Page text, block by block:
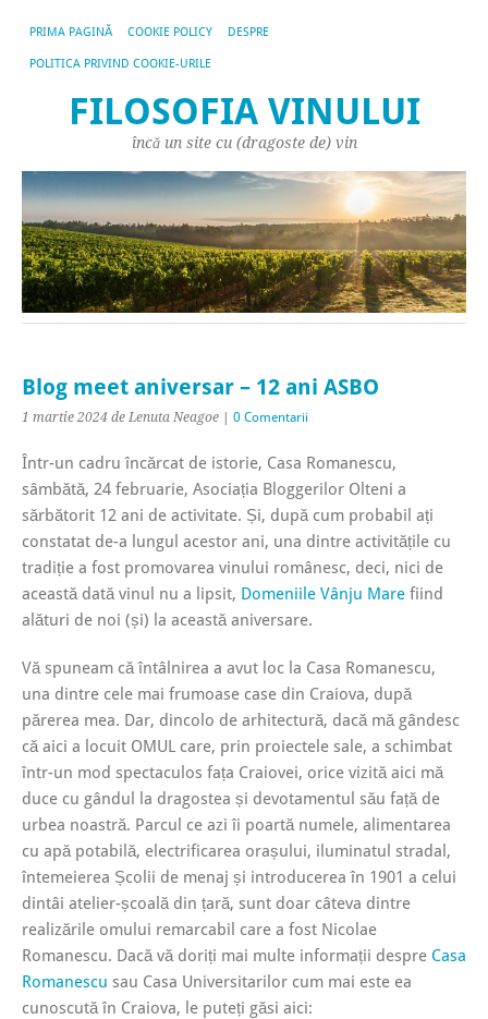
PRIMA PAGINĂ COOKIE POLICY DESPRE
POLITICA PRIVIND COOKIE-URILE
FILOSOFIA VINULUI
încă un site cu (dragoste de) vin
Blog meet aniversar – 12 ani ASBO
1 martie 2024 de Lenuta Neagoe | 0 Comentarii
Într-un cadru încărcat de istorie, Casa Romanescu,
sâmbătă, 24 februarie, Asociația Bloggerilor Olteni a
sărbătorit 12 ani de activitate. Și, după cum probabil ați
constatat de-a lungul acestor ani, una dintre activitățile cu
tradiție a fost promovarea vinului românesc, deci, nici de
această dată vinul nu a lipsit, Domeniile Vânju Mare fiind
alături de noi (și) la această aniversare.
Vă spuneam că întâlnirea a avut loc la Casa Romanescu,
una dintre cele mai frumoase case din Craiova, după
părerea mea. Dar, dincolo de arhitectură, dacă mă gândesc
că aici a locuit OMUL care, prin proiectele sale, a schimbat
într-un mod spectaculos fața Craiovei, orice vizită aici mă
duce cu gândul la dragostea și devotamentul său față de
urbea noastră. Parcul ce azi îi poartă numele, alimentarea
cu apă potabilă, electrificarea orașului, iluminatul stradal,
întemeierea Școlii de menaj și introducerea în 1901 a celui
dintâi atelier-școală din țară, sunt doar câteva dintre
realizările omului remarcabil care a fost Nicolae
Romanescu. Dacă vă doriți mai multe informații despre Casa
Romanescu sau Casa Universitarilor cum mai este ea
cunoscută în Craiova, le puteți găsi aici: